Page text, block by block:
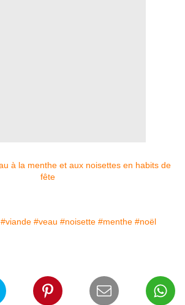
#viande #veau #noisette #menthe #noël